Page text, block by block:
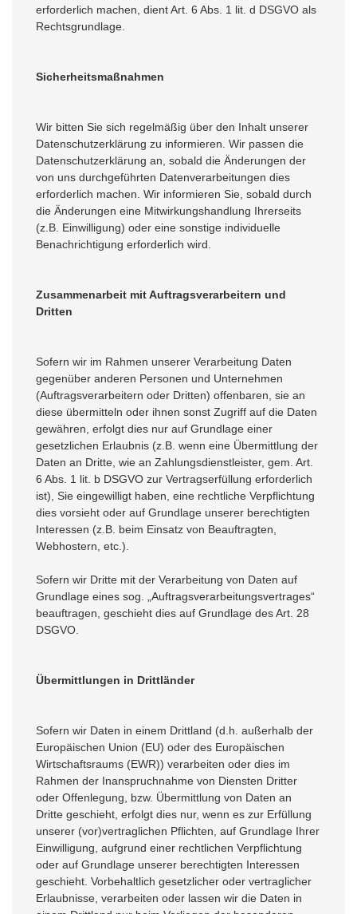
erforderlich machen, dient Art. 6 Abs. 1 lit. d DSGVO als
Rechtsgrundlage.
Sicherheitsmaßnahmen
Wir bitten Sie sich regelmäßig über den Inhalt unserer
Datenschutzerklärung zu informieren. Wir passen die
Datenschutzerklärung an, sobald die Änderungen der
von uns durchgeführten Datenverarbeitungen dies
erforderlich machen. Wir informieren Sie, sobald durch
die Änderungen eine Mitwirkungshandlung Ihrerseits
(z.B. Einwilligung) oder eine sonstige individuelle
Benachrichtigung erforderlich wird.
Zusammenarbeit mit Auftragsverarbeitern und
Dritten
Sofern wir im Rahmen unserer Verarbeitung Daten
gegenüber anderen Personen und Unternehmen
(Auftragsverarbeitern oder Dritten) offenbaren, sie an
diese übermitteln oder ihnen sonst Zugriff auf die Daten
gewähren, erfolgt dies nur auf Grundlage einer
gesetzlichen Erlaubnis (z.B. wenn eine Übermittlung der
Daten an Dritte, wie an Zahlungsdienstleister, gem. Art.
6 Abs. 1 lit. b DSGVO zur Vertragserfüllung erforderlich
ist), Sie eingewilligt haben, eine rechtliche Verpflichtung
dies vorsieht oder auf Grundlage unserer berechtigten
Interessen (z.B. beim Einsatz von Beauftragten,
Webhostern, etc.).
Sofern wir Dritte mit der Verarbeitung von Daten auf
Grundlage eines sog. „Auftragsverarbeitungsvertrages“
beauftragen, geschieht dies auf Grundlage des Art. 28
DSGVO.
Übermittlungen in Drittländer
Sofern wir Daten in einem Drittland (d.h. außerhalb der
Europäischen Union (EU) oder des Europäischen
Wirtschaftsraums (EWR)) verarbeiten oder dies im
Rahmen der Inanspruchnahme von Diensten Dritter
oder Offenlegung, bzw. Übermittlung von Daten an
Dritte geschieht, erfolgt dies nur, wenn es zur Erfüllung
unserer (vor)vertraglichen Pflichten, auf Grundlage Ihrer
Einwilligung, aufgrund einer rechtlichen Verpflichtung
oder auf Grundlage unserer berechtigten Interessen
geschieht. Vorbehaltlich gesetzlicher oder vertraglicher
Erlaubnisse, verarbeiten oder lassen wir die Daten in